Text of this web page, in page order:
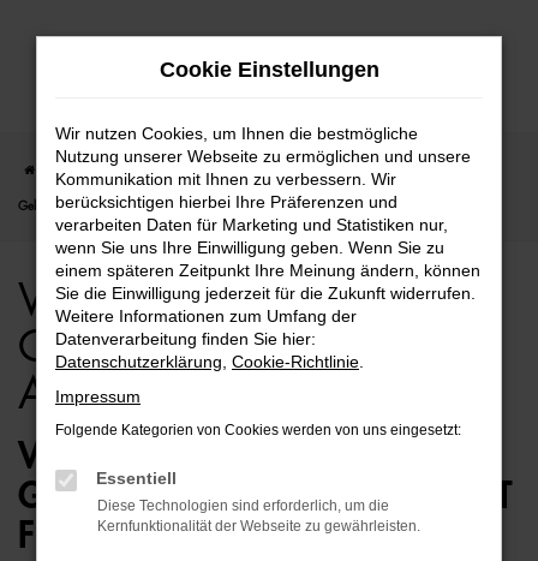
Zum
Startseite Hamburg VW VW Passat für Hamburg
Gebrauchtwagen Top Angebote
VW Passat für Hamburg
Gebrauchtwagen Top
Angebote
VW PASSAT
GEBRAUCHTWAGEN – PERFEKT
FÜR HAMBURG GEEIGNET
Cookie Einstellungen
Wir nutzen Cookies, um Ihnen die bestmögliche
Nutzung unserer Webseite zu ermöglichen und unsere
Kommunikation mit Ihnen zu verbessern. Wir
berücksichtigen hierbei Ihre Präferenzen und
verarbeiten Daten für Marketing und Statistiken nur,
wenn Sie uns Ihre Einwilligung geben. Wenn Sie zu
einem späteren Zeitpunkt Ihre Meinung ändern, können
Sie die Einwilligung jederzeit für die Zukunft widerrufen.
Weitere Informationen zum Umfang der
Datenverarbeitung finden Sie hier:
Datenschutzerklärung Cookie-Richtlinie
Impressum
Folgende Kategorien von Cookies werden von uns eingesetzt:
Essentiell
Diese Technologien sind erforderlich, um die
Kernfunktionalität der Webseite zu gewährleisten.